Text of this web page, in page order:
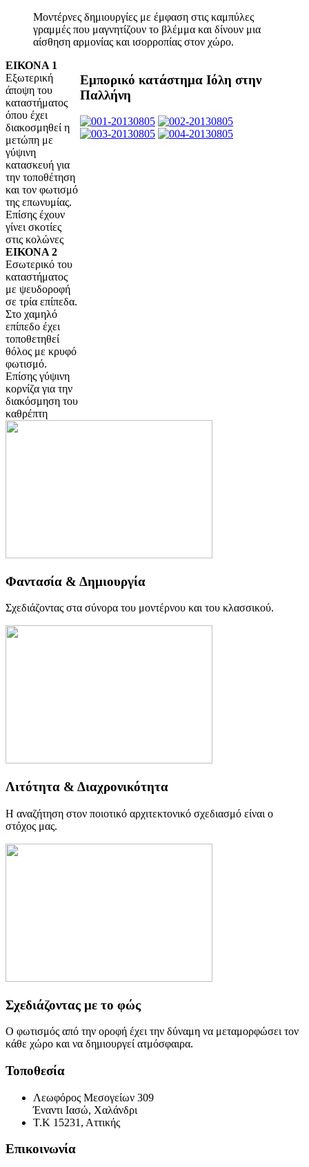
Μοντέρνες δημιουργίες με έμφαση στις καμπύλες
γραμμές που μαγνητίζουν το βλέμμα και δίνουν μια
αίσθηση αρμονίας και ισορροπίας στον χώρο.
Εμπορικό κατάστημα Ιόλη στην
Παλλήνη
ΕΙΚΟΝΑ 1
Εξωτερική
άποψη του
καταστήματος
όπου έχει
διακοσμηθεί η
μετώπη με
γύψινη
κατασκευή για
την τοποθέτηση
και τον φωτισμό
της επωνυμίας.
Επίσης έχουν
γίνει σκοτίες
στις κολώνες
ΕΙΚΟΝΑ 2
Εσωτερικό του
καταστήματος
με ψευδοροφή
σε τρία επίπεδα.
Στο χαμηλό
επίπεδο έχει
τοποθετηθεί
θόλος με κρυφό
φωτισμό.
Επίσης γύψινη
κορνίζα για την
διακόσμηση του
καθρέπτη
Φαντασία & Δημιουργία
Σχεδιάζοντας στα σύνορα του μοντέρνου και του κλασσικού.
Λιτότητα & Διαχρονικότητα
Η αναζήτηση στον ποιοτικό αρχιτεκτονικό σχεδιασμό είναι ο
στόχος μας.
Σχεδιάζοντας με το φώς
Ο φωτισμός από την οροφή έχει την δύναμη να μεταμορφώσει τον
κάθε χώρο και να δημιουργεί ατμόσφαιρα.
Τοποθεσία
Λεωφόρος Μεσογείων 309
Έναντι Ιασώ, Χαλάνδρι
Τ.Κ 15231, Αττικής
Επικοινωνία